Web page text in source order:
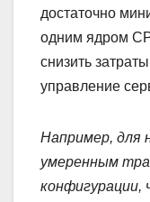
достаточно
одним ядром
снизить
управление
Например, для
умеренным
конфигурации,